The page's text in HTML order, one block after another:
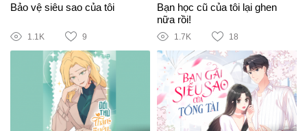
Bảo vệ siêu sao của tôi
1.1K 9
Bạn học cũ của tôi lại ghen
nữa rồi!
1.7K 18